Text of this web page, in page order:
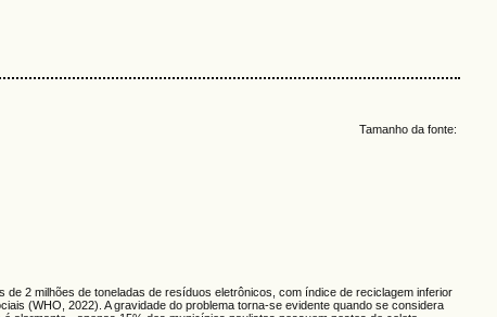
Tamanho da fonte:
2 milhões de toneladas de resíduos eletrônicos, com índice de reciclagem inferior
(WHO, 2022). A gravidade do problema torna-se evidente quando se considera